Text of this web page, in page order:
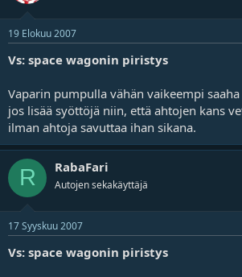
19 Elokuu 2007
Vs: space wagonin piristys
Vaparin pumpulla vähän vaikeempi
jos lisää syöttöjä niin, että ahtojen kans
ilman ahtoja savuttaa ihan sikana.
R RabaFari
Autojen sekakäyttäjä
17 Syyskuu 2007
Vs: space wagonin piristys